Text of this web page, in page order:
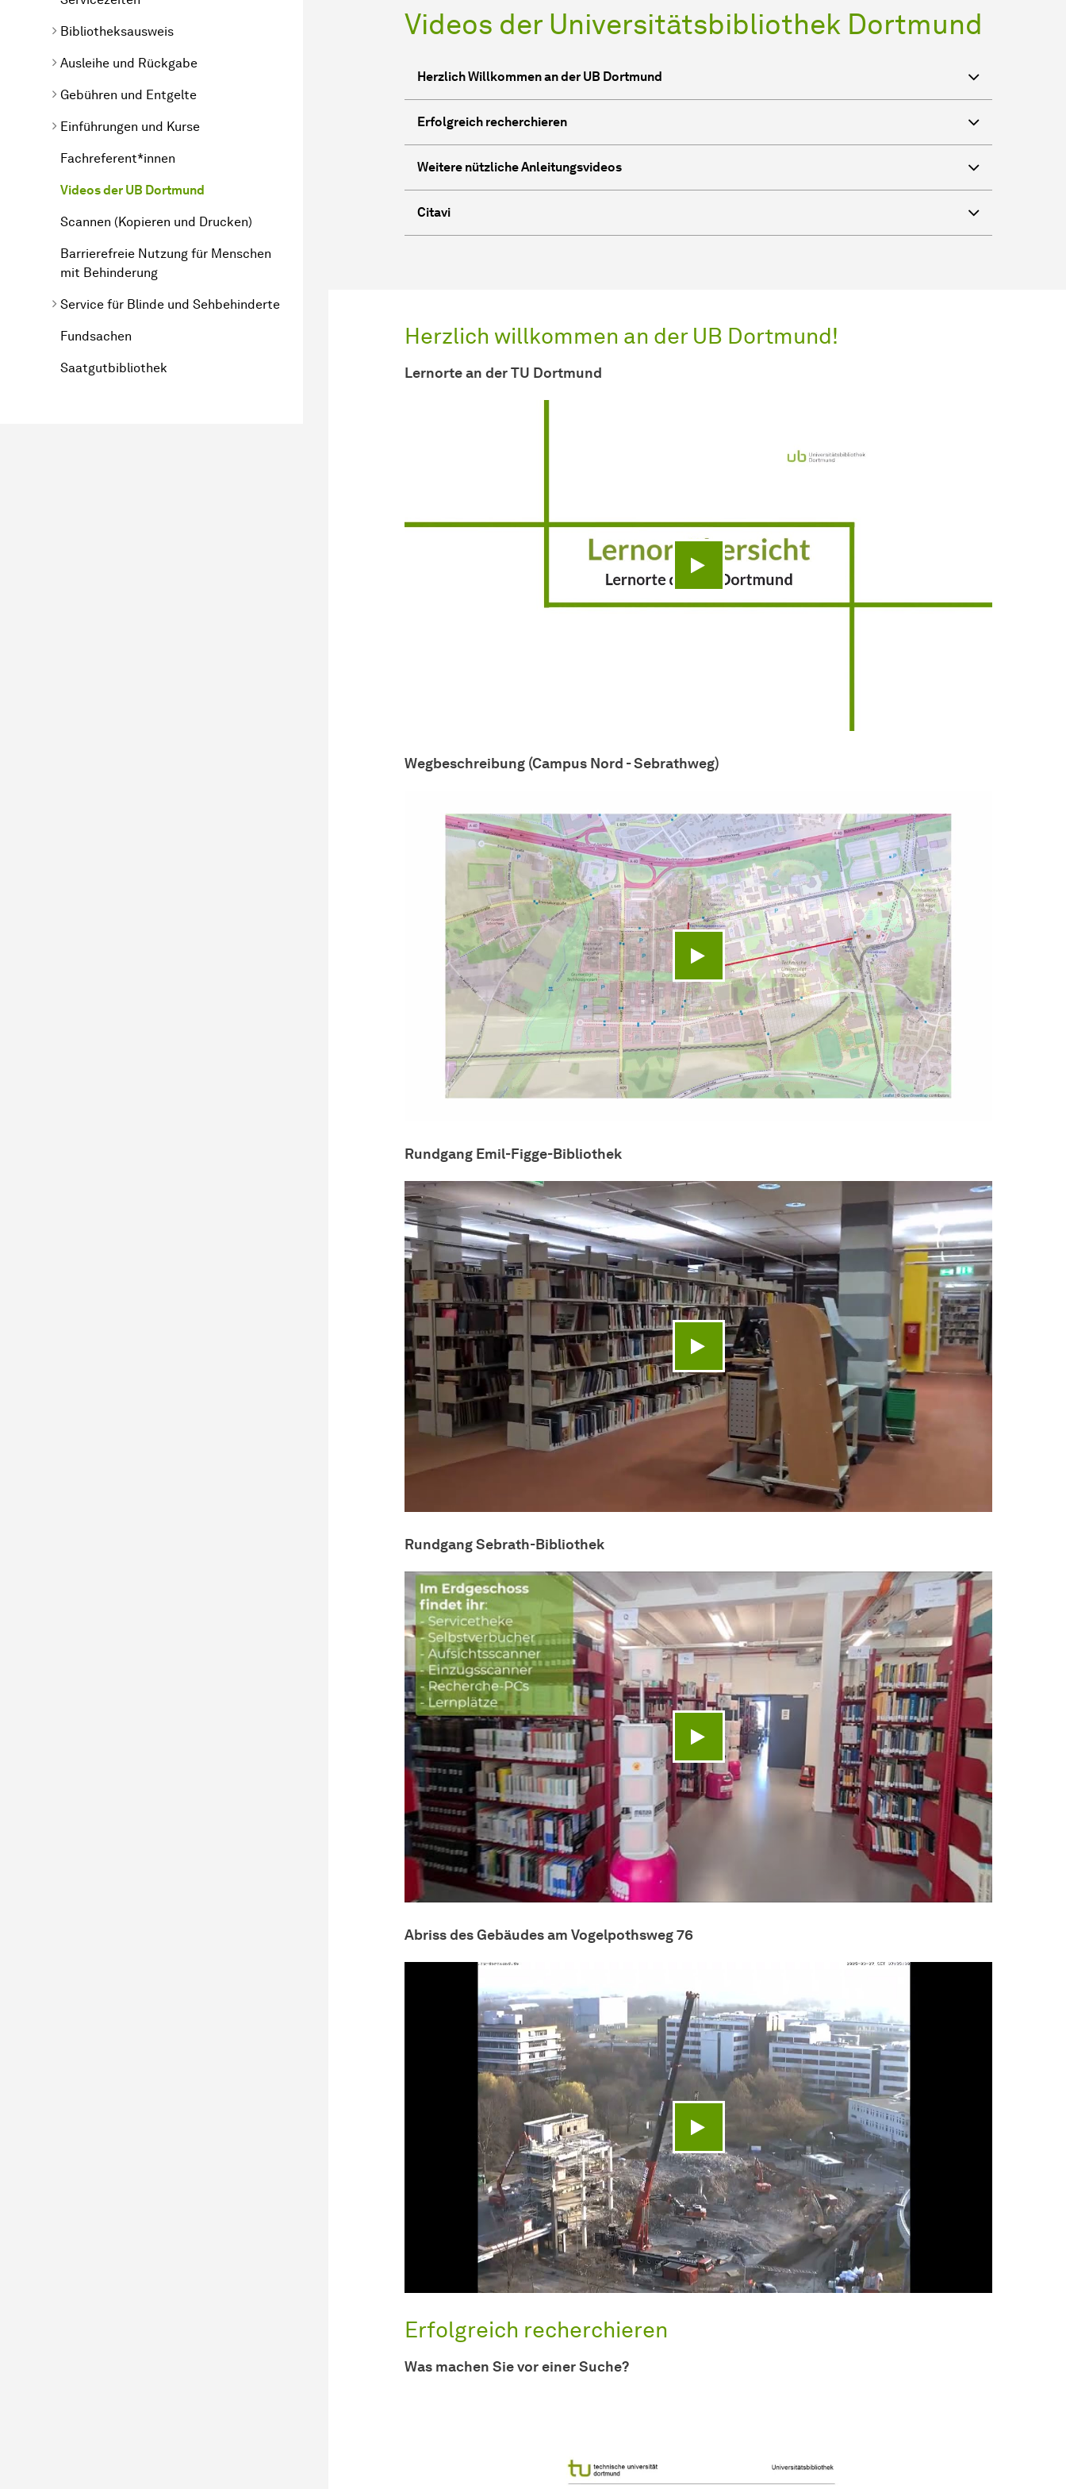
Bibliotheksausweis
Ausleihe und Rückgabe
Gebühren und Entgelte
Einführungen und Kurse
Fachreferent*innen
Videos der UB Dortmund
Scannen (Kopieren und Drucken)
Barrierefreie Nutzung für Menschen
mit Behinderung
Service für Blinde und Sehbehinderte
Fundsachen
Saatgutbibliothek
Videos der Universitätsbibliothek Dortmund
Herzlich Willkommen an der UB Dortmund
Erfolgreich recherchieren
Weitere nützliche Anleitungsvideos
Citavi
Herzlich willkommen an der UB Dortmund!
Lernorte an der TU Dortmund
Video abspielen
Wegbeschreibung (Campus Nord - Sebrathweg)
Video abspielen
Rundgang Emil-Figge-Bibliothek
Video abspielen
Rundgang Sebrath-Bibliothek
Video abspielen
Abriss des Gebäudes am Vogelpothsweg 76
Video abspielen
Erfolgreich recherchieren
Was machen Sie vor einer Suche?